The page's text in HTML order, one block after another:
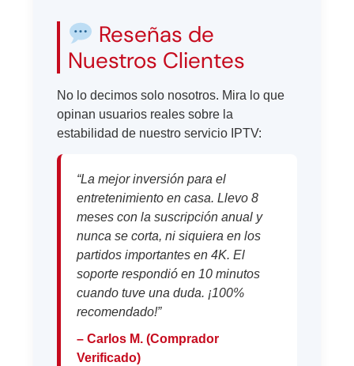
Reseñas de
Nuestros Clientes
No lo decimos solo nosotros. Mira lo que
opinan usuarios reales sobre la
estabilidad de nuestro servicio IPTV:
“La mejor inversión para el
entretenimiento en casa. Llevo 8
meses con la suscripción anual y
nunca se corta, ni siquiera en los
partidos importantes en 4K. El
soporte respondió en 10 minutos
cuando tuve una duda. ¡100%
recomendado!”
– Carlos M. (Comprador
Verificado)